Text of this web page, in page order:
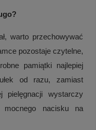
warto przechowywać
pozostaje czytelne,
pamiątki najlepiej
od razu, zamiast
pielęgnacji wystarczy
mocnego nacisku na